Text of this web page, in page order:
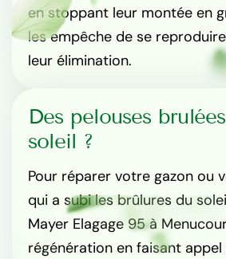
en stoppant leur montée en
les empêche de se
leur élimination.
Des pelouses
soleil ?
Pour réparer votre gazon ou
qui a subi les brûlures du
Mayer Elagage 95 à
régénération en faisant appel